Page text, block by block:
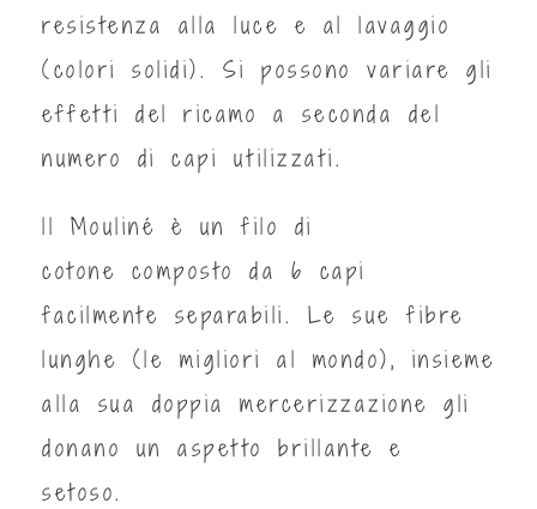
resistenza alla luce e al lavaggio
(colori solidi). Si possono variare gli
effetti del ricamo a seconda del
numero di capi utilizzati.
ll Mouliné è un filo di
cotone composto da 6 capi
facilmente separabili. Le sue fibre
lunghe (le migliori al mondo), insieme
alla sua doppia mercerizzazione gli
donano un aspetto brillante e
setoso.